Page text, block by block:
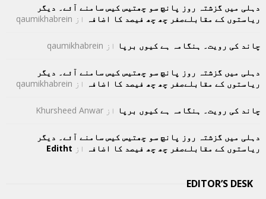
دہلی میں گزشتہ روز پانچ سو چھتیس کیس سامنے آئے۔ دیگر
ریاستوں کے مقابلےصفر چھ چھ فیصد کا اضافہ از qaumikhabrein
چاند کی رویت۔ ہنگامہ ہے کیوں برپا از qaumikhabrein
دہلی میں گزشتہ روز پانچ سو چھتیس کیس سامنے آئے۔ دیگر
ریاستوں کے مقابلےصفر چھ چھ فیصد کا اضافہ از qaumikhabrein
چاند کی رویت۔ ہنگامہ ہے کیوں برپا از Khursheed Anwar
دہلی میں گزشتہ روز پانچ سو چھتیس کیس سامنے آئے۔ دیگر
ریاستوں کے مقابلےصفر چھ چھ فیصد کا اضافہ از Editht
EDITOR’S DESK